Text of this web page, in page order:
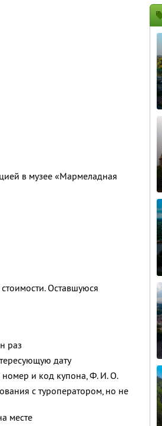
в музее «Мармеладная
Оставшуюся
раз
дату
номер и код купона,Ф. И. О.
с туроператором, но не
месте